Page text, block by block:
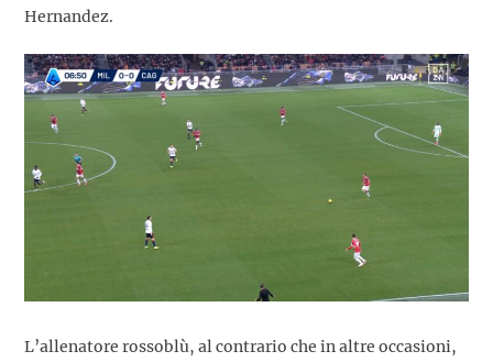
Hernandez.
L’allenatore rossoblù, al contrario che in altre occasioni,